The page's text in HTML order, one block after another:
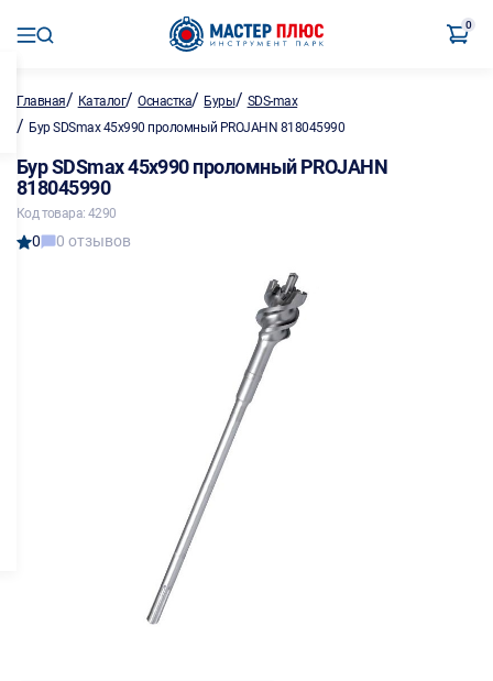
0
Главная/ Каталог/Оснастка/ Буры/ SDS-max
/ Бур SDSmax 45х990 проломный PROJAHN 818045990
Бур SDSmax 45х990 проломный PROJAHN
818045990
Код товара: 4290
0 0 отзывов